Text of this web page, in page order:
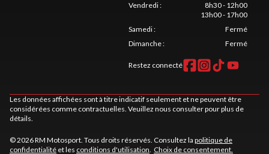
Vendredi:
8h30 - 12h00
13h00 - 17h00
Samedi:
Fermé
Dimanche: Fermé
Restez connecté
Les données affichées sont à titre indicatif seulement et ne peuvent être
considérées comme contractuelles. Veuillez nous consulter pour plus de
détails.
© 2026 RM Motosport. Tous droits réservés. Consultez la politique de
confidentialité et les conditions d'utilisation. Choix de consentement.